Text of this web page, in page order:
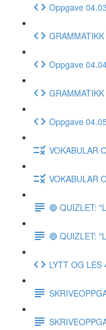
Oppgave
Oppgave
Oppgave
VOKABULAR
VOKABULAR
🔵 QUIZLET:
🔵 QUIZLET:
LYTT OG LES